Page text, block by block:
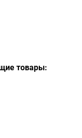
товары: